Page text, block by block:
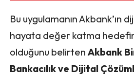
Bu uygulamanın Akbank’ın
hayata değer katma
olduğunu belirten Akbank
Bankacılık ve Dijital